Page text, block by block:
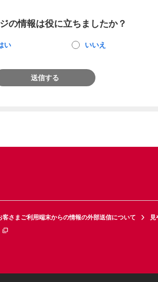
の情報は役に立ちましたか？
い いいえ
送信する
客さまご利用端末からの情報の外部送信について
見